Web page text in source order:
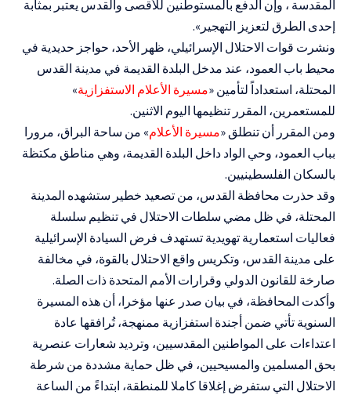
المقدسة ، وإن الدفع بالمستوطنين للأقصى والقدس يعتبر بمثابة
إحدى الطرق لتعزيز التهجير».
ونشرت قوات الاحتلال الإسرائيلي، ظهر الأحد، حواجز حديدية في
محيط باب العمود، عند مدخل البلدة القديمة في مدينة القدس
المحتلة، استعداداً لتأمين «مسيرة الأعلام الاستفزازية»
للمستعمرين، المقرر تنظيمها اليوم الاثنين.
ومن المقرر أن تنطلق «مسيرة الأعلام» من ساحة البراق، مرورا
بباب العمود، وحي الواد داخل البلدة القديمة، وهي مناطق مكتظة
بالسكان الفلسطينيين.
وقد حذرت محافظة القدس، من تصعيد خطير ستشهده المدينة
المحتلة، في ظل مضي سلطات الاحتلال في تنظيم سلسلة
فعاليات استعمارية تهويدية تستهدف فرض السيادة الإسرائيلية
على مدينة القدس، وتكريس واقع الاحتلال بالقوة، في مخالفة
صارخة للقانون الدولي وقرارات الأمم المتحدة ذات الصلة.
وأكدت المحافظة، في بيان صدر عنها مؤخرا، أن هذه المسيرة
السنوية تأتي ضمن أجندة استفزازية ممنهجة، تُرافقها عادة
اعتداءات على المواطنين المقدسيين، وترديد شعارات عنصرية
بحق المسلمين والمسيحيين، في ظل حماية مشددة من شرطة
الاحتلال التي ستفرض إغلاقا كاملا للمنطقة، ابتداءً من الساعة